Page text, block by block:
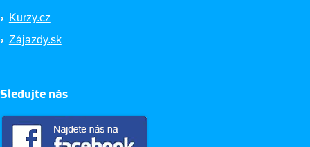
Kurzy.cz
Zájazdy.sk
Sledujte nás